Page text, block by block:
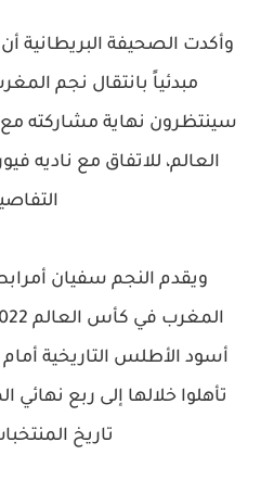
وأكدت الصحيفة البريطانية أن
مبدئياً بانتقال نجم
سينتظرون نهاية مشاركته
العالم، للاتفاق مع ناديه
ويقدم النجم سفيان
أسود الأطلس التاريخية أمام
تأهلوا خلالها إلى ربع نهائي
تاريخ